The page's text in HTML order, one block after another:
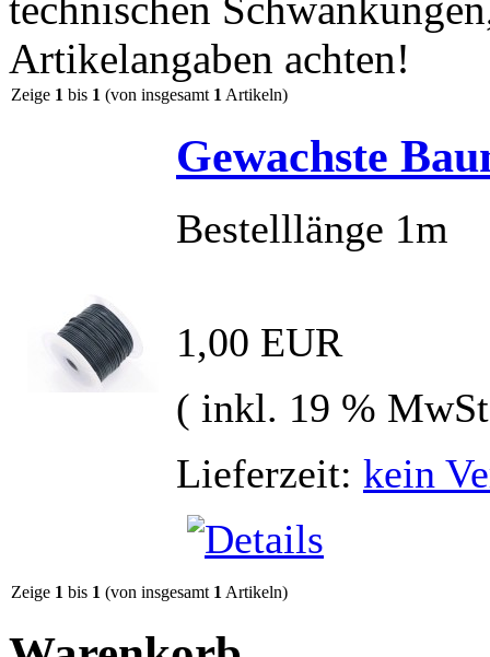
technischen
Artikelangaben achten!
Zeige 1 bis 1 (von insgesamt 1 Artikeln)
Gewachste
Bestelllänge 1m
1,00 EUR
( inkl. 19 %
Lieferzeit: kein
Zeige 1 bis 1 (von insgesamt 1 Artikeln)